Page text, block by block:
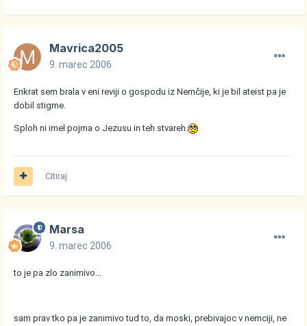
Mavrica2005
9. marec 2006
Enkrat sem brala v eni reviji o gospodu iz Nemčije, ki je bil ateist pa je
dobil stigme.
Sploh ni imel pojma o Jezusu in teh stvareh.
Citiraj
Marsa
9. marec 2006
to je pa zlo zanimivo...
sam prav tko pa je zanimivo tud to, da moski, prebivajoc v nemciji, ne